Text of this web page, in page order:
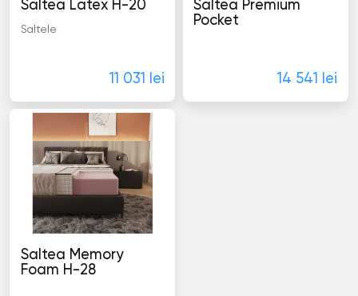
Saltea Latex H-20
Saltele
11 031 lei
Saltea Premium
Pocket
14 541 lei
Saltea Memory
Foam H-28